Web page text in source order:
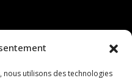
utilisons des technologies